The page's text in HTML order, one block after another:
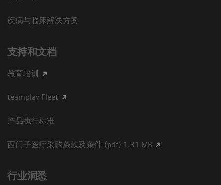
疾病与临床解决方案
支持和文档
教育培训
teamplay Fleet
产品执行标准
西门子医疗采购条款及条件 (pdf) 1.31 MB
行业洞悉